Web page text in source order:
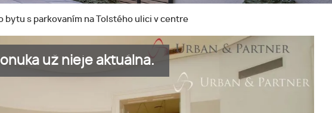
bytu s parkovaním na Tolstého ulici v centre
už nieje aktuálna.